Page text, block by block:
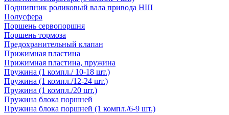
Подшипник роликовый вала привода НШ
Полусфера
Поршень сервопоршня
Поршень тормоза
Предохранительный клапан
Прижимная пластина
Прижимная пластина, пружина
Пружина (1 компл./ 10-18 шт.)
Пружина (1 компл./12-24 шт.)
Пружина (1 компл./20 шт.)
Пружина блока поршней
Пружина блока поршней (1 компл./6-9 шт.)